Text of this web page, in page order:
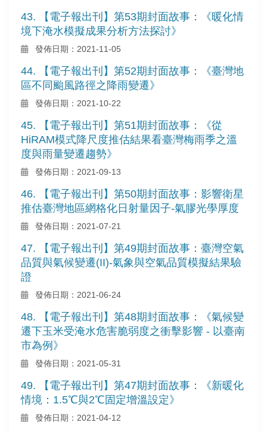
43. 【電子報出刊】第53期封面故事：《暖化情
境下淹水模擬成果分析方法探討》
發佈日期：2021-11-05
44. 【電子報出刊】第52期封面故事：《臺灣地
區不同颱風路徑之降雨變遷》
發佈日期：2021-10-22
45. 【電子報出刊】第51期封面故事：《從
HiRAM模式降尺度推估結果看臺灣梅雨季之溫
度與雨量變遷趨勢》
發佈日期：2021-09-13
46. 【電子報出刊】第50期封面故事：影響衛星
推估臺灣地區網格化日射量因子-氣膠光學厚度
發佈日期：2021-07-21
47. 【電子報出刊】第49期封面故事：臺灣空氣
品質與氣候變遷(II)-氣象與空氣品質模擬結果驗
證
發佈日期：2021-06-24
48. 【電子報出刊】第48期封面故事：《氣候變
遷下玉米受淹水危害脆弱度之衝擊影響 - 以臺南
市為例》
發佈日期：2021-05-31
49. 【電子報出刊】第47期封面故事：《新暖化
情境：1.5℃與2℃固定增溫設定》
發佈日期：2021-04-12